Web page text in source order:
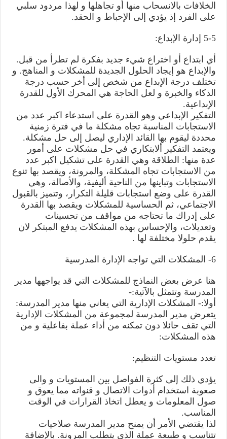
الخلافات بالانسحاب منها أو تجاهلها و لهذا مردود سلبي
على الفرد إذ يؤدي إلى الإحباط و الحقد.
5-5 إدارة الإبداع:
أي ابتداع أو اختراع شيء جديد بفكرة لم تطرأ من قبل.
والإبداع هو إيجاد الحلول الجديدة للمشكلات و المناهج. و
تختلف درجة الإبداع من شخص إلى أخر حسب درجة
الذكاء والخبرة و لعل الحاجة هي المحرك الأول للقدرة
الإبداعية.
التفكير الإبداعي وهو القدرة على استدعاء اكبر عدد من
الاستجابات المناسبة تجاه مشكلة ما في فترة زمنية
محددة ليقوم بها القائد الإداري ليصل إلى حل مشكلة.
ويعتمد التفكير ألابتكاري في حل مشكلات على أمور
عدة منها: الطلاقة وهي القدرة على تشكيل اكبر عدد
من الاستجابات تجاه المشكلة، والمرونة، ويقصد بها تنوع
الاستجابات وتباينها من الناحية أليفية، والأصالة، وهي
القدرة على وضع استجابات قليلة التكرار، وتتميز بالقبول
الاجتماعي، ثم الحساسية للمشكلات ويقصد بها القدرة
على إدراك ما تحتاجه من مواقف من تحسينات
وتعديلات، والإحساس بهذه المشكلات يدفع المبتكر لان
يقدم حلولا مختلفة لها .
6- المشكلات التي تواجه الإدارة المدرسية
هنا عرض بعض النماذج للمشكلات التي قد يواجهها مدير
المدرسة وتتمثل بالآتية:-
أولا:- المشكلات الإدارية التي يعاني منها مدير المدرسة:
يتعرض مدير المدرسة لمجموعة من المشكلات الإدارية
التي تقف حائلا دون تمكنه من أداء عملة بفاعلية و من
هذه المشكلات:
تعدد مستويات التنظيم:
يؤدي ذلك إلى كثرة الفواصل بين المستويات و والى
صعوبة استخدام أدوات الاتصال و قنواته مما يعوق و
صول المعلومات و يعطل اتخاذ القرارات في الوقت
المناسب.
لذا يقتضي الأمر أن يمنح مدير المدرسة صلاحيات
تتناسب و طبيعة عملة الذي يتطلب المرونة. بالإضافة